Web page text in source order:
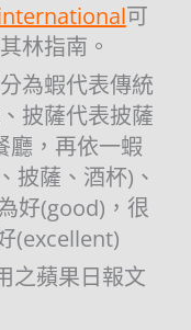
可
林指南。
為蝦代表傳統
披薩代表披薩
廳，再依一蝦
披薩、酒杯)、
好(good)，很
(excellent)
之蘋果日報文